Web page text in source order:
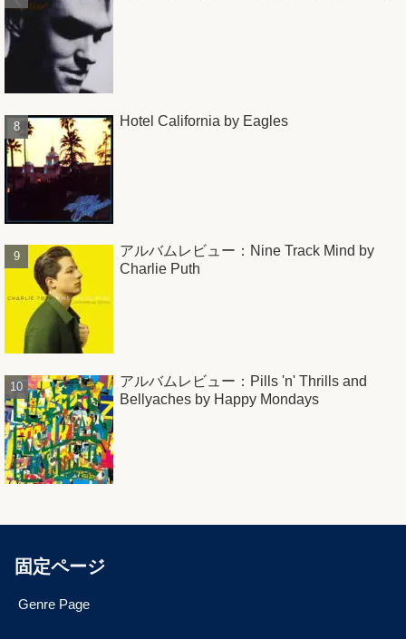
Hotel California by Eagles
アルバムレビュー：Nine Track Mind by
Charlie Puth
アルバムレビュー：Pills 'n' Thrills and
Bellyaches by Happy Mondays
固定ページ
Genre Page